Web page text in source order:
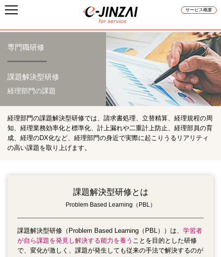
サービス概要
専門職研修
課題解決型研修
経理部門の課題
経理部門の課題解決型研修では、請求書処理、立替精算、経理規程の周
知、経理業務効率化と標準化、計上漏れや二重計上防止、経理部員の育
成、経理のDX化など、経理部門の身近で実際に起こりうるリアリティ
の高い課題を取り上げます。
課題解決型研修とは
Problem Based Learning（PBL）
課題解決型研修（Problem Based Learning（PBL））は、 学習者
が自ら課題を発見し解決する能力を養う ことを目的とした研修
で、 変化が激しく、課題が発生しても従来の手法で解決するのが